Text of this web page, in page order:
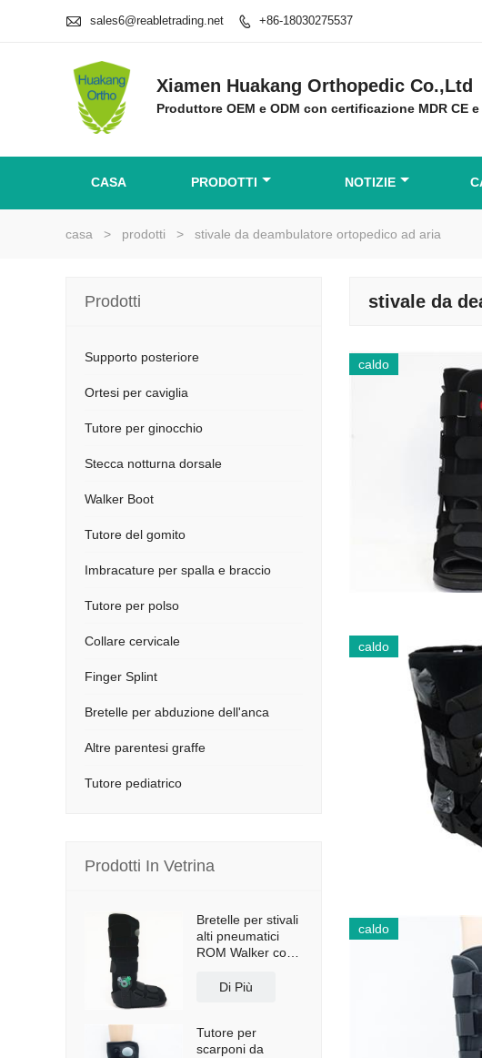
 sales6@reabletrading.net  +86-18030275537
Xiamen Huakang Orthopedic Co.,Ltd
Produttore OEM e ODM con certificazione MDR CE e
CASA PRODOTTI NOTIZIE
casa > prodotti > stivale da deambulatore ortopedico ad aria
stivale da
caldo
caldo
caldo
Prodotti
Supporto posteriore
Ortesi per caviglia
Tutore per ginocchio
Stecca notturna dorsale
Walker Boot
Tutore del gomito
Imbracature per spalla e braccio
Tutore per polso
Collare cervicale
Finger Splint
Bretelle per abduzione dell'anca
Altre parentesi graffe
Tutore pediatrico
Prodotti In Vetrina
Bretelle per stivali
alti pneumatici
ROM Walker con
Di Più
Tutore per
scarponi da